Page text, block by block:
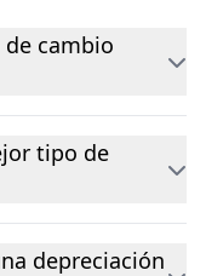
cambio
tipo de
depreciación